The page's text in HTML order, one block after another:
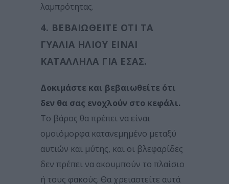
λαμπρότητας.
4. ΒΕΒΑΙΩΘΕΊΤΕ ΌΤΙ ΤΑ
ΓΥΑΛΙΆ ΗΛΊΟΥ ΕΊΝΑΙ
ΚΑΤΆΛΛΗΛΑ ΓΙΑ ΕΣΆΣ.
Δοκιμάστε και βεβαιωθείτε ότι
δεν θα σας ενοχλούν στο κεφάλι.
Το βάρος θα πρέπει να είναι
ομοιόμορφα κατανεμημένο μεταξύ
αυτιών και μύτης, και οι βλεφαρίδες
δεν πρέπει να ακουμπούν το πλαίσιο
ή τους φακούς. Θα χρειαστείτε αυτά